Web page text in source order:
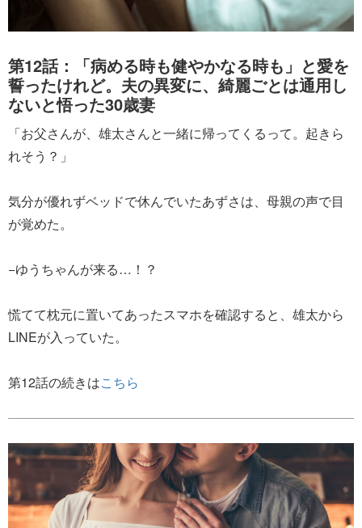
第12話：「病める時も健やかなる時も」と愛を
誓ったけれど。夫の異変に、綺麗ごとは通用し
ないと悟った30歳妻
「お父さんが、雄太さんと一緒に帰ってくるって。起きら
れそう？」
気分が優れずベッドで休んでいたあずさは、母親の声で目
が覚めた。
−ゆうちゃんが来る…！？
慌てて枕元に置いてあったスマホを確認すると、雄太から
LINEが入っていた。
第12話の続きはこちら